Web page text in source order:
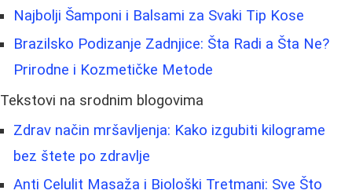
Najbolji Šamponi i Balsami za Svaki Tip Kose
Brazilsko Podizanje Zadnjice: Šta Radi a Šta Ne?
Prirodne i Kozmetičke Metode
Tekstovi na srodnim blogovima
Zdrav način mršavljenja: Kako izgubiti kilograme
bez štete po zdravlje
Anti Celulit Masaža i Biološki Tretmani: Sve Što